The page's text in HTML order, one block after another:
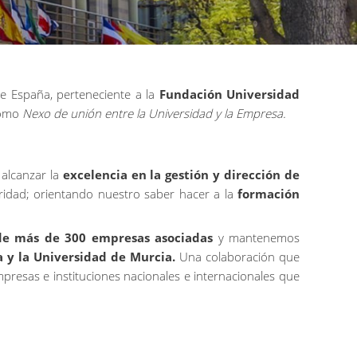
España, perteneciente a la Fundación Universidad
Nexo de unión entrela Universidad y la Empresa.
alcanzarla excelencia en lagestión ydirección de
; orientando nuestro saber hacera laformación
más de 300 empresas asociadas y mantenemos
y la Universidad de Murcia. Una colaboración que
e instituciones nacionales e internacionales que